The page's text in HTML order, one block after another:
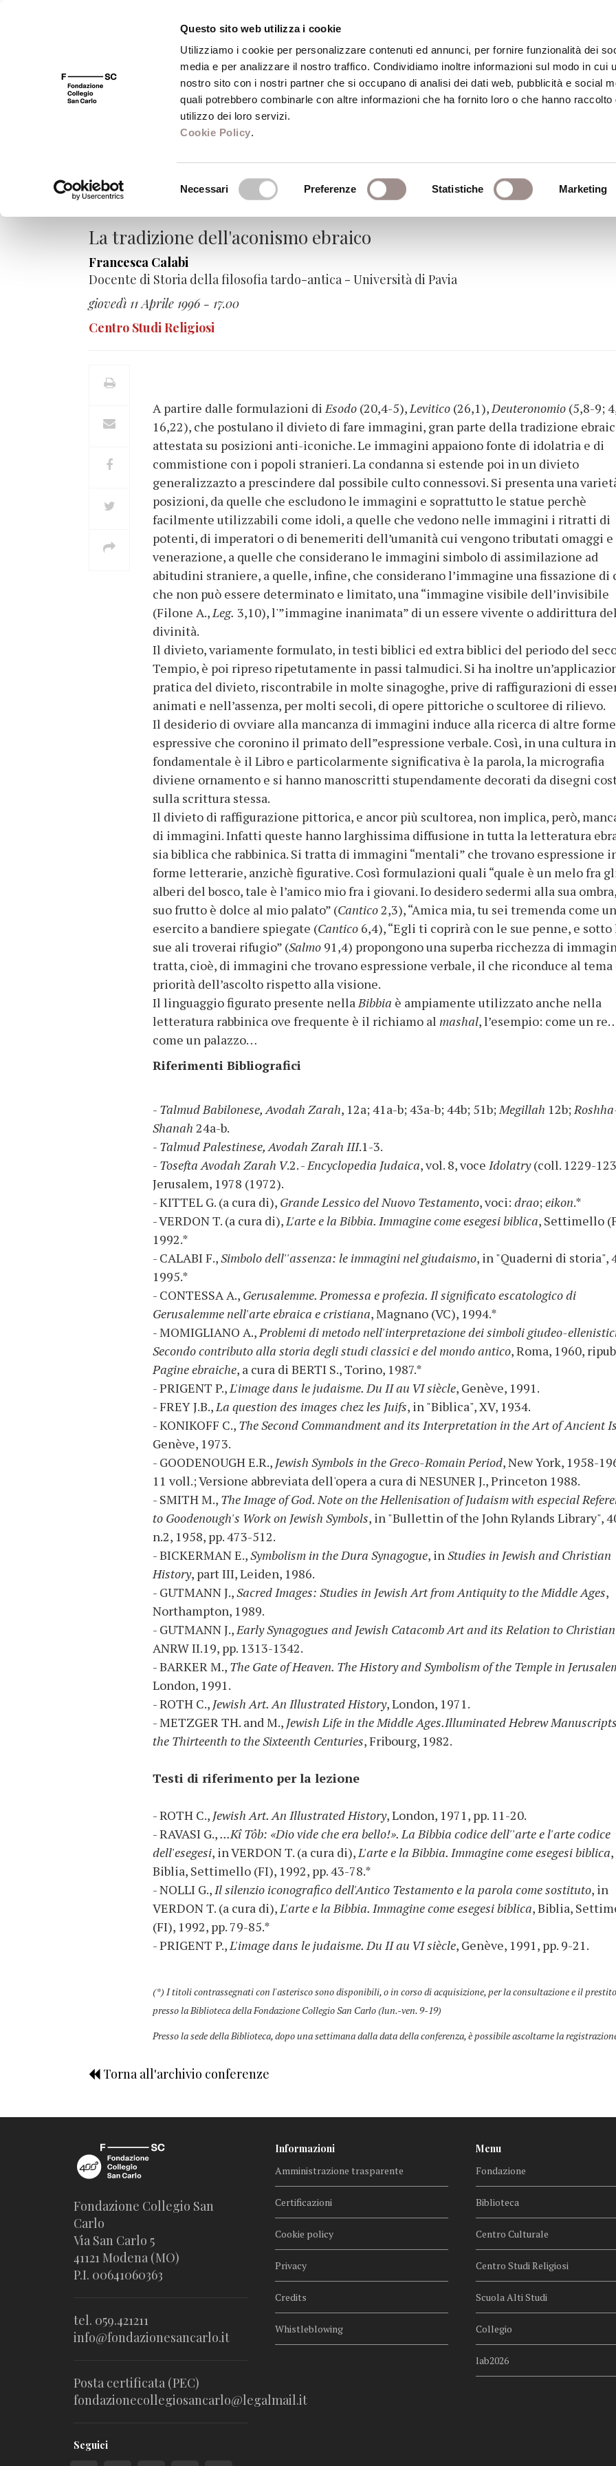
Questo sito web utilizza i cookie
Utilizziamo i cookie per personalizzare contenuti ed annunci, per fornire funzionalità dei
media e per analizzare il nostro traffico. Condividiamo inoltre informazioni sul modo in cui
nostro sito con i nostri partner che si occupano di analisi dei dati web, pubblicità e social
quali potrebbero combinarle con altre informazioni che ha fornito loro o che hanno raccolto
utilizzo dei loro servizi.
Cookie Policy.
Necessari Preferenze Statistiche Marketing
FSC 400 Fondazione Biblioteca Centro Culturale Centro Studi
La questione delle immagini nelle
figura proibita
La tradizione dell'aconismo ebraico
Francesca Calabi
Docente di Storia della filosofia tardo-antica - Università di Pavia
giovedì 11 Aprile 1996 - 17.00
Centro Studi Religiosi
A partire dalle formulazioni diEsodo (20,4-5),Levitico (26,1),Deuteronomio (5,8-9;
16,22), che postulano il divieto di fare immagini, gran parte della tradizione
attestata su posizioni anti-iconiche. Le immagini appaiono fonte di idolatria e di
commistione con i popoli stranieri. La condanna si estende poi in un divieto
generalizzazto a prescindere dal possibile culto connessovi. Si presenta una
posizioni, da quelle che escludono le immagini e soprattutto le statue perchè
facilmente utilizzabili come idoli, a quelle che vedono nelle immagini i ritratti di
potenti, di imperatori o di benemeriti dell’umanità cui vengono tributati omaggi e
venerazione, a quelle che considerano le immagini simbolo di assimilazione ad
abitudini straniere, a quelle, infine, che considerano l’immagine una fissazione di
che non può essere determinato e limitato, una “immagine visibile dell’invisibile
(Filone A.,Leg. 3,10), l'”immagine inanimata” di un essere vivente o addirittura
divinità.
Il divieto, variamente formulato, in testi biblici ed extra biblici del periodo del
Tempio, è poi ripreso ripetutamente in passi talmudici. Si ha inoltre
pratica del divieto, riscontrabile in molte sinagoghe, prive di raffigurazioni di
animati e nell’assenza, per molti secoli, di opere pittoriche o scultoree di rilievo.
Il desiderio di ovviare alla mancanza di immagini induce alla ricerca di altre forme
espressive che coronino il primato dell”espressione verbale. Così, in una cultura
fondamentale è il Libro e particolarmente significativa è la parola, la micrografia
diviene ornamento e si hanno manoscritti stupendamente decorati da disegni
sulla scrittura stessa.
Il divieto di raffigurazione pittorica, e ancor più scultorea, non implica, però,
di immagini. Infatti queste hanno larghissima diffusione in tutta la letteratura
sia biblica che rabbinica. Si tratta di immagini “mentali” che trovano espressione
forme letterarie, anzichè figurative. Così formulazioni quali “quale è un melo fra
alberi del bosco, tale è l’amico mio fra i giovani. Io desidero sedermi alla sua
suo frutto è dolce al mio palato” (Cantico2,3), “Amica mia, tu sei tremenda come un
esercito a bandiere spiegate (Cantico 6,4), “Egli ti coprirà con le sue penne, e sotto
sue ali troverai rifugio” (Salmo 91,4) propongono una superba ricchezza di
tratta, cioè, di immagini che trovano espressione verbale, il che riconduce al
priorità dell’ascolto rispetto alla visione.
Il linguaggio figurato presente nellaBibbia è ampiamente utilizzato anche nella
letteratura rabbinica ove frequente è il richiamo al mashal, l’esempio: come un
come un palazzo…
Riferimenti Bibliografici
- Talmud Babilonese, Avodah Zarah, 12a; 41a-b; 43a-b; 44b; 51b;Megillah 12b;
Shanah 24a-b.
- Talmud Palestinese, Avodah Zarah III.1-3.
- Tosefta Avodah Zarah V.2. -Encyclopedia Judaica, vol. 8, voce Idolatry(coll. 1229-
Jerusalem, 1978 (1972).
- KITTEL G. (a cura di), Grande Lessico del Nuovo Testamento, voci: drao;eikon.*
- VERDON T. (a cura di),L'arte e la Bibbia. Immagine come esegesi biblica, Settimello
1992.*
- CALABI F.,Simbolo dell''assenza: le immagini nel giudaismo, in "Quaderni di storia",
1995.*
- CONTESSA A., Gerusalemme. Promessa e profezia. Il significato escatologico di
Gerusalemme nell'arte ebraica e cristiana, Magnano (VC), 1994.*
- MOMIGLIANO A.,Problemi di metodo nell'interpretazione dei simboli giudeo-
Secondo contributo alla storia degli studi classici e del mondo antico, Roma, 1960,
Pagine ebraiche, a cura di BERTI S., Torino, 1987.*
- PRIGENT P.,L'image dans le judaisme. Du II au VI siècle, Genève, 1991.
- FREY J.B.,La question des images chez les Juifs, in "Biblica", XV, 1934.
- KONIKOFF C., The Second Commandment and its Interpretation in the Art of Ancient
Genève, 1973.
- GOODENOUGH E.R., Jewish Symbols in the Greco-Romain Period, New York, 1958-
11 voll.; Versione abbreviata dell'opera a cura di NESUNER J., Princeton 1988.
- SMITH M., The Image of God. Note on the Hellenisation of Judaism with especial
to Goodenough's Work on Jewish Symbols, in "Bullettin of the John Rylands Library",
n.2, 1958, pp. 473-512.
- BICKERMAN E.,Symbolism in the Dura Synagogue, inStudies in Jewish and Christian
History, part III, Leiden, 1986.
- GUTMANN J.,Sacred Images: Studies in Jewish Art from Antiquity to the Middle Ages,
Northampton, 1989.
- GUTMANN J.,Early Synagogues and Jewish Catacomb Art and its Relation to
ANRW II.19, pp. 1313-1342.
- BARKER M., The Gate of Heaven. The History and Symbolism of the Temple in
London, 1991.
- ROTH C., Jewish Art. An Illustrated History, London, 1971.
- METZGER TH. and M., Jewish Life in the Middle Ages.Illuminated Hebrew
the Thirteenth to the Sixteenth Centuries, Fribourg, 1982.
Testi di riferimento per la lezione
- ROTH C., Jewish Art. An Illustrated History, London, 1971, pp. 11-20.
- RAVASI G.,...Kî Tôb: «Dio vide che era bello!». La Bibbia codice dell''arte e l'arte codice
dell'esegesi, in VERDON T. (a cura di),L'arte e la Bibbia. Immagine come esegesi biblica,
Biblia, Settimello (FI), 1992, pp. 43-78.*
- NOLLI G.,Il silenzio iconografico dell'Antico Testamento e la parola come sostituto, in
VERDON T. (a cura di),L'arte e la Bibbia. Immagine come esegesi biblica, Biblia,
(FI), 1992, pp. 79-85.*
- PRIGENT P.,L'image dans le judaisme. Du II au VI siècle, Genève, 1991, pp. 9-21.
(*) I titoli contrassegnati con l'asterisco sono disponibili, o in corso di acquisizione, per la consultazione e il prestito
presso la Biblioteca della Fondazione Collegio San Carlo (lun.-ven. 9-19)
Presso la sede della Biblioteca, dopo una settimana dalla data della conferenza, è possibile ascoltarne la
Torna all'archivio conferenze
Fondazione Collegio San
Carlo
Via San Carlo 5
41121 Modena (MO)
P.I. 00641060363
tel. 059.421211
info@fondazionesancarlo.it
Posta certificata (PEC)
fondazionecollegiosancarlo@legalmail.it
Seguici
Informazioni
Amministrazione trasparente
Certificazioni
Cookie policy
Privacy
Credits
Whistleblowing
Menu
Fondazione
Biblioteca
Centro Culturale
Centro Studi Religiosi
Scuola Alti Studi
Collegio
lab2026